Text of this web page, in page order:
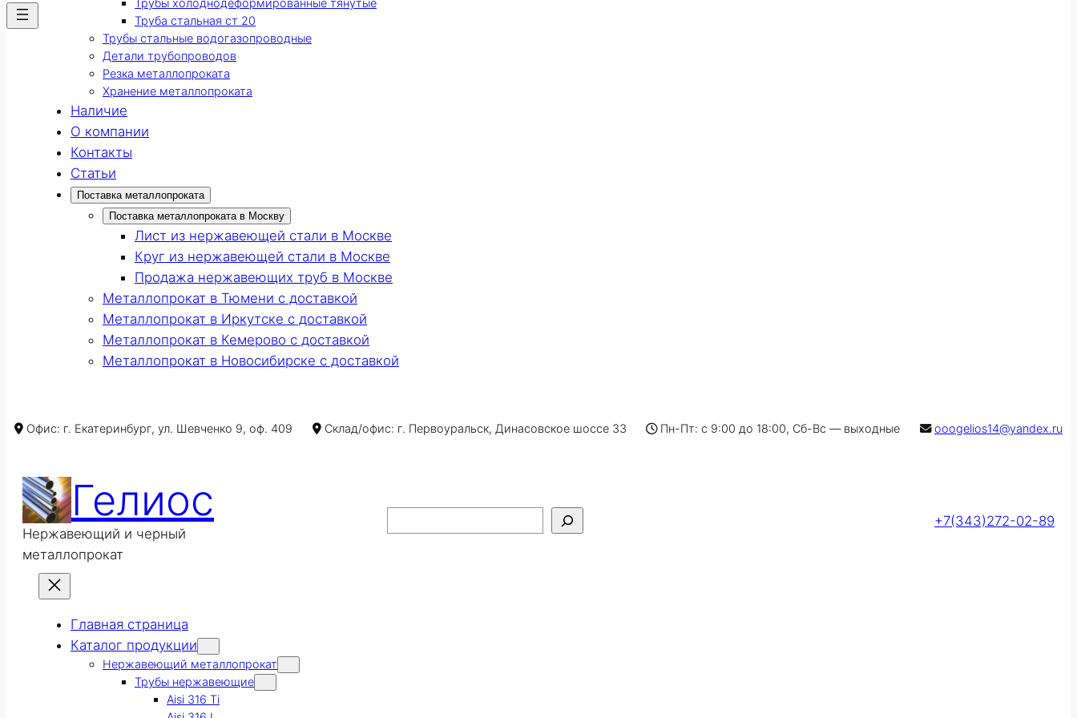
Труба стальная ст 20
Трубы стальные водогазопроводные
Детали трубопроводов
Резка металлопроката
Хранение металлопроката
Наличие
О компании
Контакты
Статьи
Поставка металлопроката
Поставка металлопроката в Москву
Лист из нержавеющей стали в Москве
Круг из нержавеющей стали в Москве
Продажа нержавеющих труб в Москве
Металлопрокат в Тюмени с доставкой
Металлопрокат в Иркутске с доставкой
Металлопрокат в Кемерово с доставкой
Металлопрокат в Новосибирске с доставкой
Офис: г. Екатеринбург, ул. Шевченко 9, оф. 409 Склад/офис: г. Первоуральск, Динасовское шоссе 33 Пн-Пт: с 9:00 до 18:00, Сб-Вс — выходные ooogelios14@yandex.ru
Гелиос
Нержавеющий и черный
металлопрокат
+7(343)272-02-89
Главная страница
Каталог продукции
Нержавеющий металлопрокат
Трубы нержавеющие
Aisi 316 Ti